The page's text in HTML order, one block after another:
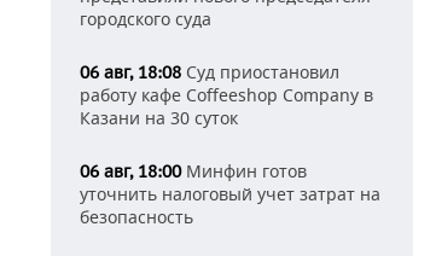
городского суда
06 авг, 18:08 Суд приостановил
работу кафе Coffeeshop Company в
Казани на 30 суток
06 авг, 18:00Минфин готов
уточнить налоговый учет затрат на
безопасность